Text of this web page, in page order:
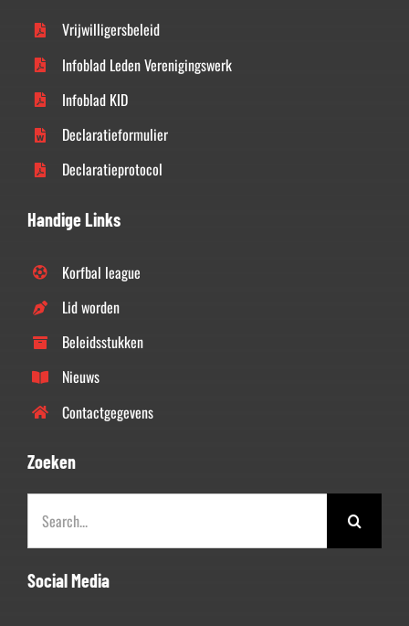
Vrijwilligersbeleid
Infoblad Leden Verenigingswerk
Infoblad KID
Declaratieformulier
Declaratieprotocol
Handige Links
Korfbal league
Lid worden
Beleidsstukken
Nieuws
Contactgegevens
Zoeken
naar:
Social Media